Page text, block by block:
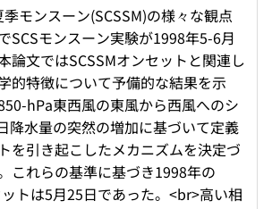
モンスーン(SCSSM)の様々な観点
SCSモンスーン実験が1998年5-6月
論文ではSCSSMオンセットと関連し
的特徴について予備的な結果を示
hPa東西風の東風から西風へのシ
降水量の突然の増加に基づいて定義
を引き起こしたメカニズムを決定づ
これらの基準に基づき1998年の
トは5月25日であった。<br>高い相